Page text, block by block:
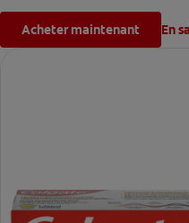
Acheter maintenant En